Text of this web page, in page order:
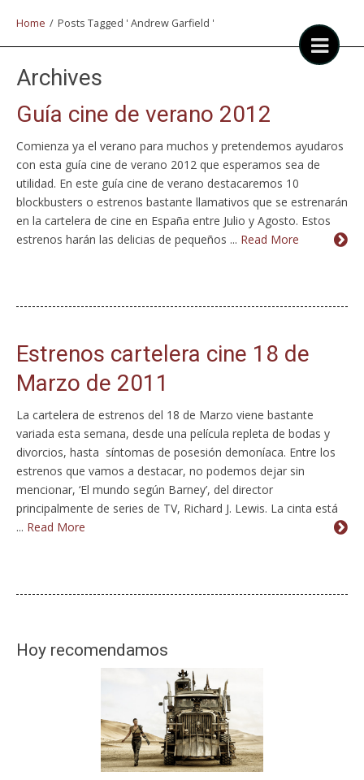
Home / Posts Tagged ' Andrew Garfield '
Archives
Guía cine de verano 2012
Comienza ya el verano para muchos y pretendemos ayudaros
con esta guía cine de verano 2012 que esperamos sea de
utilidad. En este guía cine de verano destacaremos 10
blockbusters o estrenos bastante llamativos que se estrenarán
en la cartelera de cine en España entre Julio y Agosto. Estos
estrenos harán las delicias de pequeños ... Read More
Estrenos cartelera cine 18 de
Marzo de 2011
La cartelera de estrenos del 18 de Marzo viene bastante
variada esta semana, desde una película repleta de bodas y
divorcios, hasta síntomas de posesión demoníaca. Entre los
estrenos que vamos a destacar, no podemos dejar sin
mencionar, ‘El mundo según Barney’, del director
principalmente de series de TV, Richard J. Lewis. La cinta está
... Read More
Hoy recomendamos